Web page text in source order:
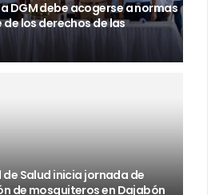
DGM debe acogerse a normas
los derechos de las
Salud inicia jornada de
de mosquiteros en Dajabón